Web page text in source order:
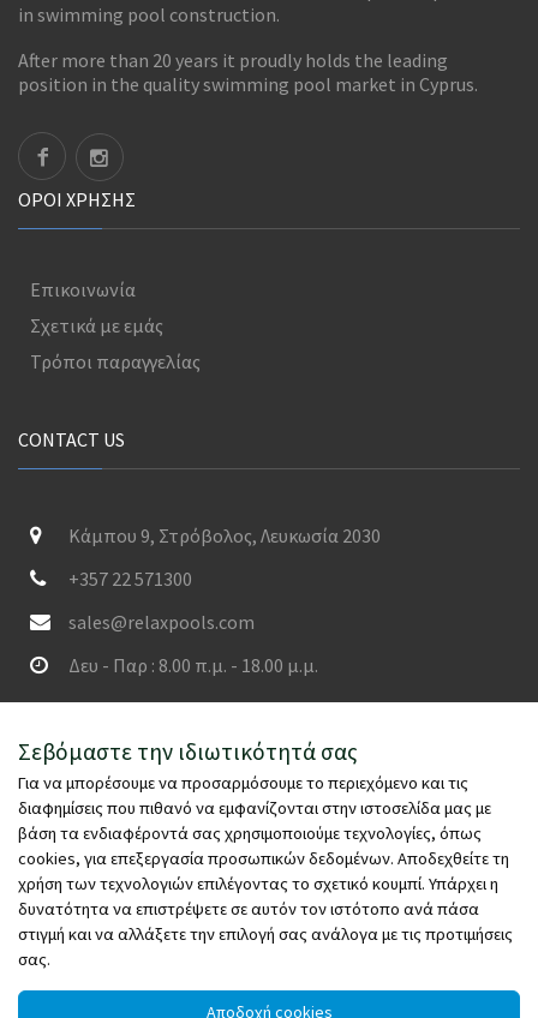
in swimming pool construction.
After more than 20 years it proudly holds the leading
position in the quality swimming pool market in Cyprus.
ΟΡΟΊ ΧΡΉΣΗΣ
Επικοινωνία
Σχετικά με εμάς
Τρόποι παραγγελίας
CONTACT US
Κάμπου 9, Στρόβολος, Λευκωσία 2030
+357 22 571300
sales@relaxpools.com
Δευ - Παρ : 8.00 π.μ. - 18.00 μ.μ.
SECURED PAYMENTS
Σεβόμαστε την ιδιωτικότητά σας
Για να μπορέσουμε να προσαρμόσουμε το περιεχόμενο και τις
διαφημίσεις που πιθανό να εμφανίζονται στην ιστοσελίδα μας με
βάση τα ενδιαφέροντά σας χρησιμοποιούμε τεχνολογίες, όπως
cookies, για επεξεργασία προσωπικών δεδομένων. Αποδεχθείτε τη
χρήση των τεχνολογιών επιλέγοντας το σχετικό κουμπί. Υπάρχει η
δυνατότητα να επιστρέψετε σε αυτόν τον ιστότοπο ανά πάσα
στιγμή και να αλλάξετε την επιλογή σας ανάλογα με τις προτιμήσεις
σας.
Αποδοχή cookies